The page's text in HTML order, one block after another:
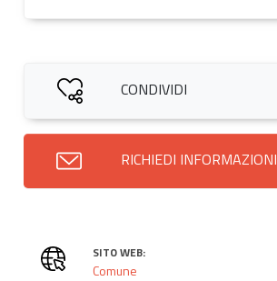
CONDIVIDI
RICHIEDI INFORMAZIONI
SITO WEB:
Comune